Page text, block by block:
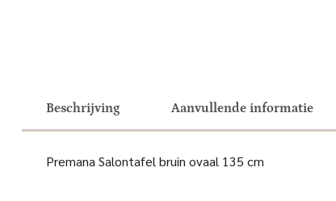
Beschrijving Aanvullende informatie
Premana Salontafel bruin ovaal 135 cm